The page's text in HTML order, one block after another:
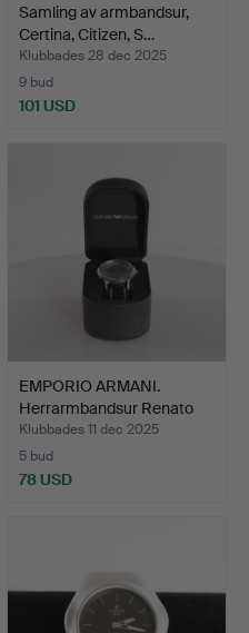
Samling av armbandsur,
Certina, Citizen, S…
Klubbades 28 dec 2025
9 bud
101 USD
EMPORIO ARMANI.
Herrarmbandsur Renato
med …
Klubbades 11 dec 2025
5 bud
78 USD